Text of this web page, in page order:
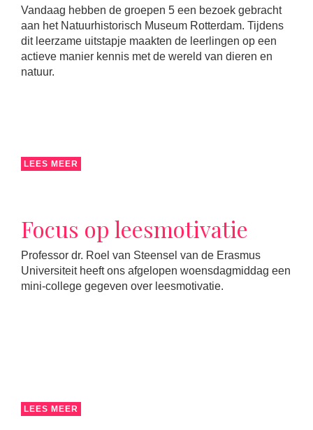
Vandaag hebben de groepen 5 een bezoek gebracht
aan het Natuurhistorisch Museum Rotterdam. Tijdens
dit leerzame uitstapje maakten de leerlingen op een
actieve manier kennis met de wereld van dieren en
natuur.
LEES MEER
Focus op leesmotivatie
Professor dr. Roel van Steensel van de Erasmus
Universiteit heeft ons afgelopen woensdagmiddag een
mini-college gegeven over leesmotivatie.
LEES MEER